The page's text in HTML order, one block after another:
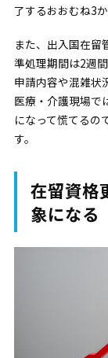
了するおおむね3
また、出入国在留
準処理期間は2週
申請内容や混雑状
医療・介護現場で
になって慌てるの
す。
在留資格
象になる